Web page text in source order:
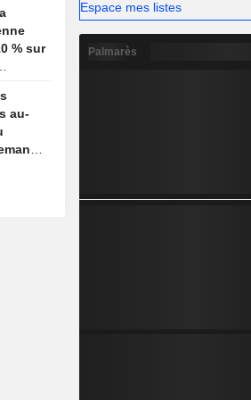
% sur
au-
Espace mes listes
Palmarès